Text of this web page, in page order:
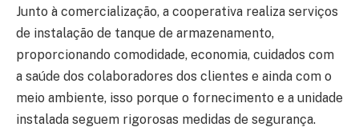
Junto à comercialização, a cooperativa realiza serviços
de instalação de tanque de armazenamento,
proporcionando comodidade, economia, cuidados com
a saúde dos colaboradores dos clientes e ainda com o
meio ambiente, isso porque o fornecimento e a unidade
instalada seguem rigorosas medidas de segurança.